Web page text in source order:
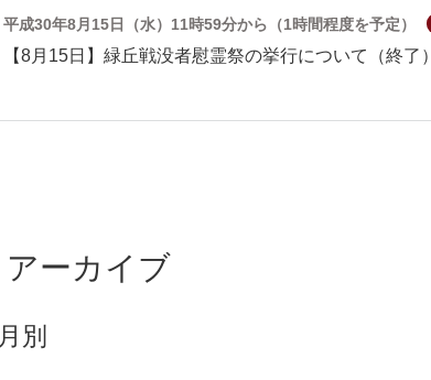
平成30年8月15日（水）11時59分から（1時間程度を予定）
【8月15日】緑丘戦没者慰霊祭の挙行について（終了）
アーカイブ
月別